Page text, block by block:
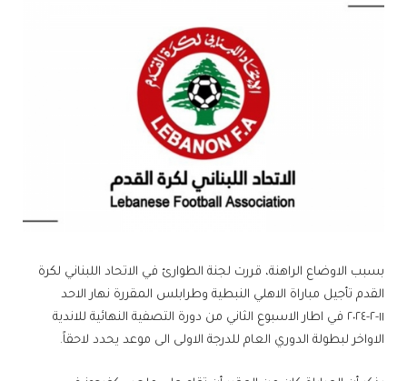
بسبب الاوضاع الراهنة، قررت لجنة الطوارئ في ​الاتحاد اللبناني لكرة
القدم​ تأجيل مباراة ​الاهلي النبطية​ و​طرابلس​ المقررة نهار الاحد
١١-٢-٢٠٢٤ في اطار الاسبوع الثاني من دورة التصفية النهائية للاندية
الاواخر لبطولة الدوري العام للدرجة الاولى الى موعد يحدد لاحقاً.